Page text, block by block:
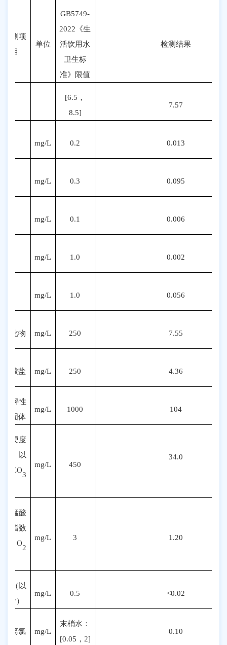
检测项
目
单位
GB5749-
2022 《生
活饮用水
卫生标
准》限值
检测结果
[6.5 ，
8.5]
7.57
mg/L 0.2 0.013
mg/L 0.3 0.095
mg/L 0.1 0.006
mg/L 1.0 0.002
mg/L 1.0 0.056
氯化物 mg/L 250 7.55
硫酸盐 mg/L 250 4.36
溶解性
总固体
mg/L 1000 104
总硬度
（以
CaCO3
mg/L 450
34.0
高锰酸
盐指数
（O2
mg/L 3 1.20
氨（以
计）
mg/L 0.5 <0.02
游离氯 mg/L
末梢水：
[0.05 ， 2]
0.10